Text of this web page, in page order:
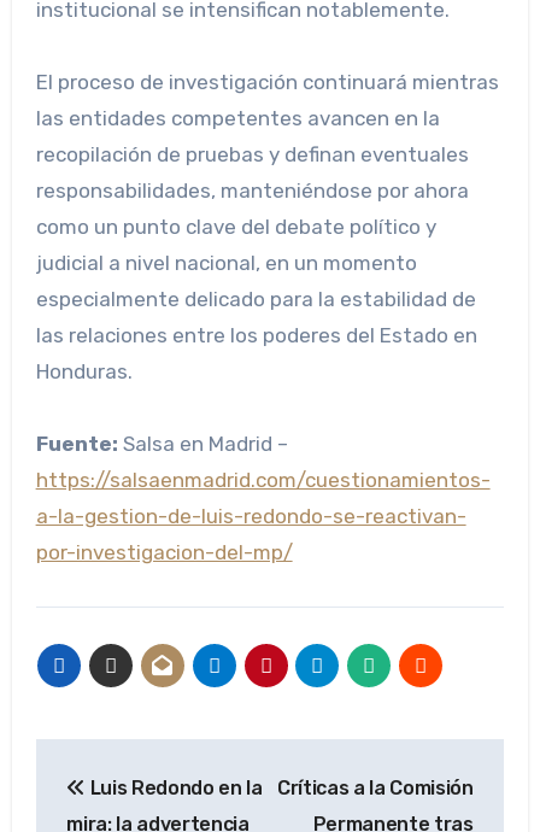
institucional se intensifican notablemente.
El proceso de investigación continuará mientras
las entidades competentes avancen en la
recopilación de pruebas y definan eventuales
responsabilidades, manteniéndose por ahora
como un punto clave del debate político y
judicial a nivel nacional, en un momento
especialmente delicado para la estabilidad de
las relaciones entre los poderes del Estado en
Honduras.
Fuente: Salsa en Madrid –
https://salsaenmadrid.com/cuestionamientos-
a-la-gestion-de-luis-redondo-se-reactivan-
por-investigacion-del-mp/
de
Luis Redondo en la
mira: la advertencia
Críticas a la Comisión
Permanente tras